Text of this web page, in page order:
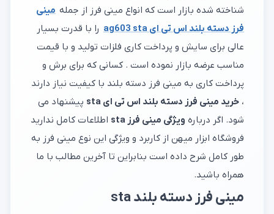
شناخته شده بازار است که انواع مینی فرز از جمله مینی
فرز دسته بلند اس تی ای ag603 sta
را با قدرت بسیار
عالی برای سایش و پرداخت کاری فلزات تولید و با قیمت
مناسب عرضه بازار نموده است . کسانی که برای برش و
پرداخت کاری به مینی فرز دسته بلند با کیفیت نیاز دارند
، خرید مینی فرز دسته بلند اس تی ای sta
پیشنهاد می
شود. اگر درباره ویژگی مینی فرز sta
اطلاعات کامل ندارید
فروشگاه ابزار میهن از کاربرد و ویژگی این نوع مینی فرز به
طور کامل شرح داده است بنابراین تا آخرین مطالب با ما
همراه باشید.
مینی فرز دسته بلند sta